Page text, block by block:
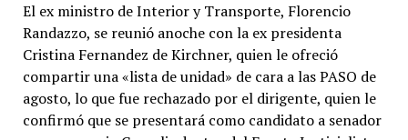
El ex ministro de Interior y Transporte, Florencio
Randazzo, se reunió anoche con la ex presidenta
Cristina Fernandez de Kirchner, quien le ofreció
compartir una «lista de unidad» de cara a las PASO de
agosto, lo que fue rechazado por el dirigente, quien le
confirmó que se presentará como candidato a senador